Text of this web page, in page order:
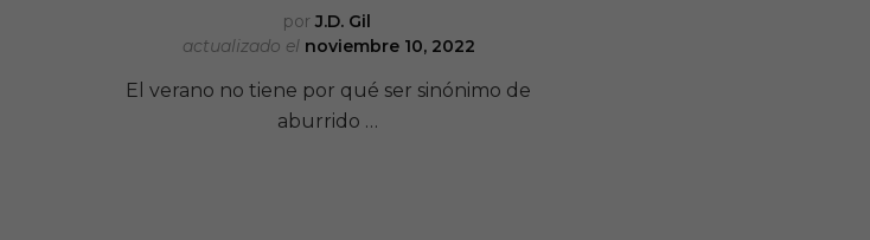
porJ.D. Gil
actualizado el noviembre 10, 2022
El verano no tiene por qué ser sinónimo de
aburrido …